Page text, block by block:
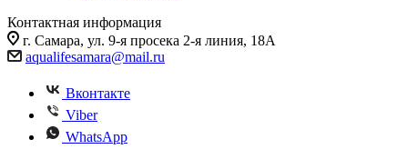
Контактная информация
г. Самара, ул. 9-я просека 2-я линия, 18А
aqualifesamara@mail.ru
Вконтакте
Viber
WhatsApp